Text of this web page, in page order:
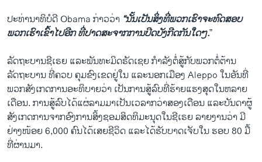
ປະ​ທ່າ​ນາ​ທິບໍດີ Obama ກ່າວ​ວ່າ “ນັ້ນ​ເປັນ​ສິ່ງ​ທີ່ພວກ​ເຮົາ​ຈະ​ທົດ​ສອບ
ພວກ​ເຮົາ​ເຂົ້າ​ໄປອີກ ​ທີ່ປາດ​ສະ​ຈາກ​ການປິດ​ບັງ​ກີດ​ກັນ​ໃດໆ.”
ລັດຖະບານ​ຊີ​ເຣຍ ​ແລະ​ພັນທະ​ມິດຣັດ​ເຊຍ ກຳລັງ​ຕໍ່ສູ້​ກັບ​ພວກ​ຕໍ່ຕ້ານ​
ລັດຖະບານ ທີ່​ຄວບ ​ຄຸ​ມຂົງ​ເຂດ​ຢູ່​ໃນ​ ​ແລະ​ນອກ​ເມືອ​ງ Aleppo ​ໃນ​ອັນ​ທີ່​
ພວກ​ສັງ​ເກ​ດການ​ອ​ະທິ​ບາຍ​ວ່າ ​ເປັນ​ການ​ສູ້​ລົບ​ທີ່​ຮ້າຍ​ແຮງ​ສຸດ​ໃນ​ຫລາຍ
ເດືອນ. ການ​ສູ້​ລົບ​ໄດ້​ແຜ່​ລາມ​ມາ​ເປັນ​ເວລາ​ກວ່າສອງ​ເດືອນ ​ແລະ​ບັນດາ​ຜູ້​
ສັງ​ເກດ​ການ​ຈາກອົງການສິ້ງ​ຊອມ​ສິດ​ທິມະນຸດ​ໃນຊີ​ເຣຍ ລາຍ​ງານ​ວ່າ ມີ
ຢ່າງ​ໜ້ອຍ 6,000 ຄົນ​ໄດ້ເສຍ​ຊີວິດ ​ແລະ​ໄດ້​ຮັບ​ບາດ​ເຈັບ​ໃນ ຮອບ 80 ມື້ ​
ທີ່​ຜ່ານ​ມາ.